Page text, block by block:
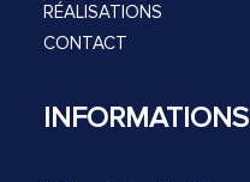
RÉALISATIONS
CONTACT
INFORMATIONS